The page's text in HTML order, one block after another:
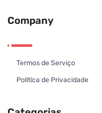
Company
Termos de Serviço
Politíca de Privacidade